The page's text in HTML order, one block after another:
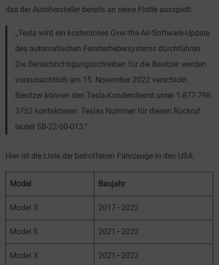
das der Autohersteller bereits an seine Flotte ausspielt:
„Tesla wird ein kostenloses Over-the-Air-Software-Update
des automatischen Fensterhebersystems durchführen.
Die Benachrichtigungsschreiben für die Besitzer werden
voraussichtlich am 15. November 2022 verschickt.
Besitzer können den Tesla-Kundendienst unter 1-877-798-
3752 kontaktieren. Teslas Nummer für diesen Rückruf
lautet SB-22-00-013.“
Hier ist die Liste der betroffenen Fahrzeuge in den USA:
Model Baujahr
Model 3 2017–2022
Model S 2021–2022
Model X 2021–2022